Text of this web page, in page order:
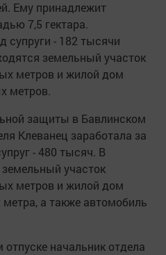
Ему принадлежит
7,5 гектара.
супруги - 182 тысячи
земельный участок
метров и жилой дом
метров.
защиты в Бавлинском
Клеванец заработала за
- 480 тысяч. В
участок
метров и жилой дом
а также автомобиль
начальник отдела